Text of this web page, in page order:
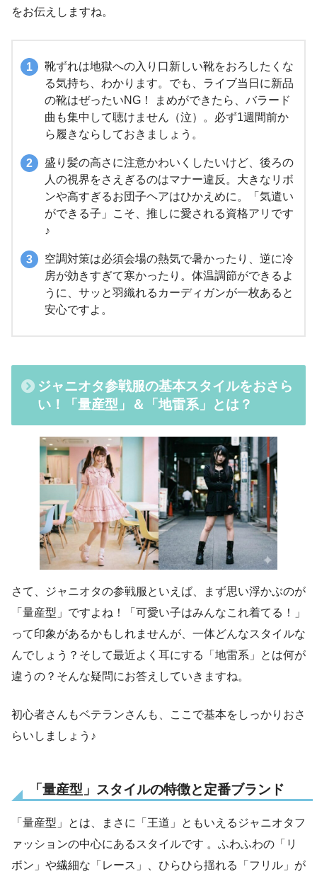
をお伝えしますね。
靴ずれは地獄への入り口新しい靴をおろしたくな
る気持ち、わかります。でも、ライブ当日に新品
の靴はぜったいNG！ まめができたら、バラード
曲も集中して聴けません（泣）。必ず1週間前か
ら履きならしておきましょう。
盛り髪の高さに注意かわいくしたいけど、後ろの
人の視界をさえぎるのはマナー違反。大きなリボ
ンや高すぎるお団子ヘアはひかえめに。「気遣い
ができる子」こそ、推しに愛される資格アリです
♪
空調対策は必須会場の熱気で暑かったり、逆に冷
房が効きすぎて寒かったり。体温調節ができるよ
うに、サッと羽織れるカーディガンが一枚あると
安心ですよ。
ジャニオタ参戦服の基本スタイルをおさら
い！「量産型」＆「地雷系」とは？
さて、ジャニオタの参戦服といえば、まず思い浮かぶのが
「量産型」ですよね！「可愛い子はみんなこれ着てる！」
って印象があるかもしれませんが、一体どんなスタイルな
んでしょう？そして最近よく耳にする「地雷系」とは何が
違うの？そんな疑問にお答えしていきますね。
初心者さんもベテランさんも、ここで基本をしっかりおさ
らいしましょう♪
「量産型」スタイルの特徴と定番ブランド
「量産型」とは、まさに「王道」ともいえるジャニオタフ
ァッションの中心にあるスタイルです 。ふわふわの「リ
ボン」や繊細な「レース」、ひらひら揺れる「フリル」が